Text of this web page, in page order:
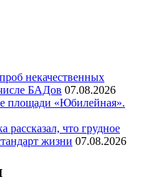
некачественных
БАДов 07.08.2026
площади «Юбилейная».
рассказал, что грудное
жизни 07.08.2026